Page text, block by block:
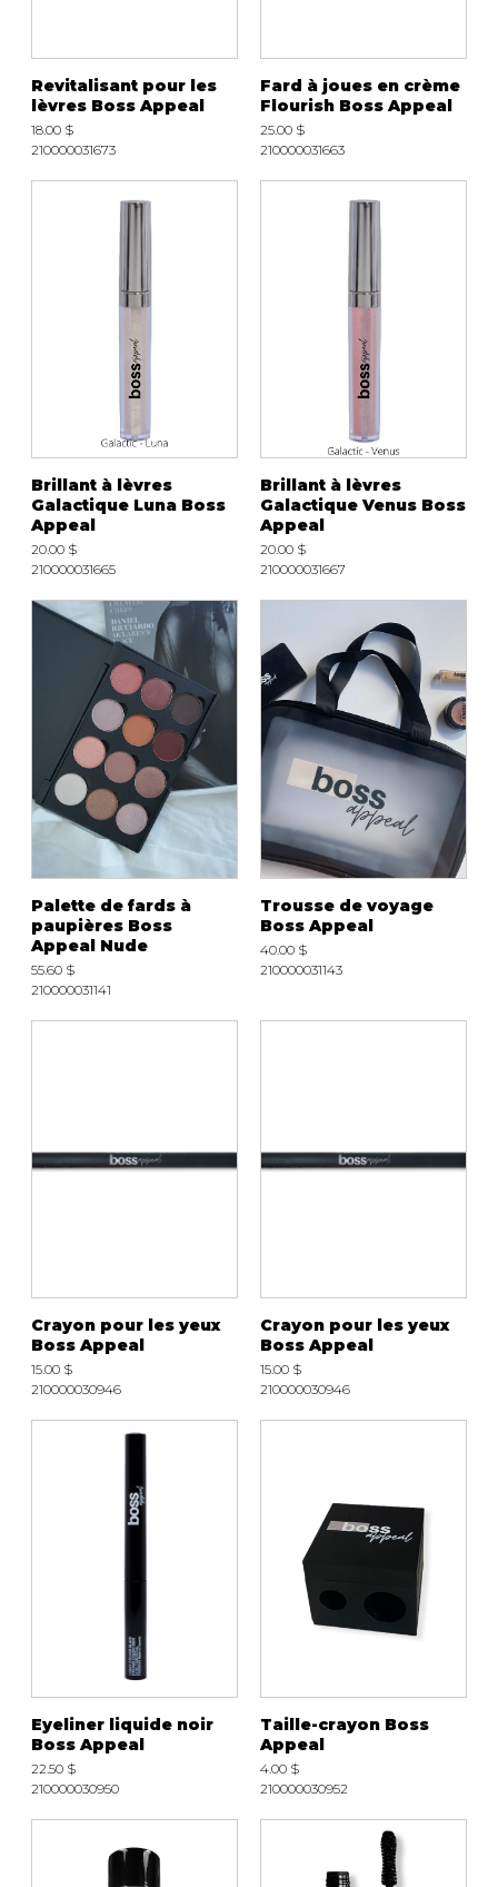
Revitalisant pour les
lèvres Boss Appeal
18.00 $
210000031673
Fard à joues en crème
Flourish Boss Appeal
25.00 $
210000031663
Brillant à lèvres
Galactique Luna Boss
Appeal
20.00 $
210000031665
Brillant à lèvres
Galactique Venus Boss
Appeal
20.00 $
210000031667
Palette de fards à
paupières Boss
Appeal Nude
55.60 $
210000031141
Trousse de voyage
Boss Appeal
40.00 $
210000031143
Crayon pour les yeux
Boss Appeal
15.00 $
210000030946
Crayon pour les yeux
Boss Appeal
15.00 $
210000030946
Eyeliner liquide noir
Boss Appeal
22.50 $
210000030950
Taille-crayon Boss
Appeal
4.00 $
210000030952